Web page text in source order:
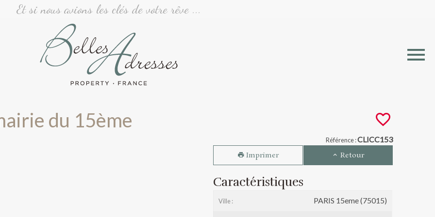
du 15ème - Vente - PARIS 15eme
Et si nous avions les clés de votre rêve ...
du 15ème
Référence :CLICC153
Imprimer Retour
Caractéristiques
Ville : PARIS 15eme (75015)